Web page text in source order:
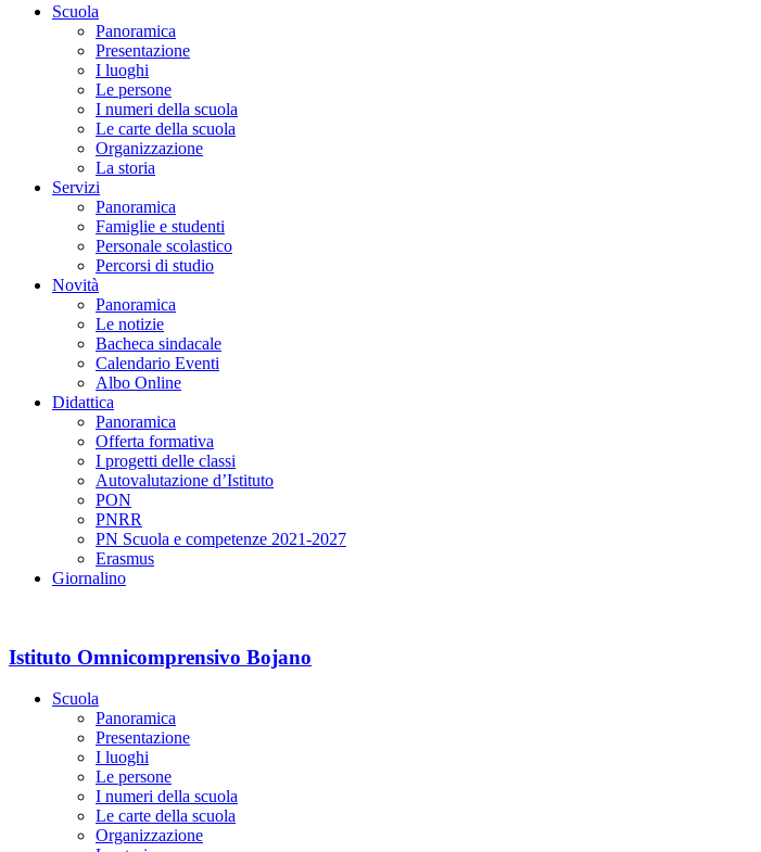
Scuola
Panoramica
Presentazione
I luoghi
Le persone
I numeri della scuola
Le carte della scuola
Organizzazione
La storia
Servizi
Panoramica
Famiglie e studenti
Personale scolastico
Percorsi di studio
Novità
Panoramica
Le notizie
Bacheca sindacale
Calendario Eventi
Albo Online
Didattica
Panoramica
Offerta formativa
I progetti delle classi
Autovalutazione d’Istituto
PON
PNRR
PN Scuola e competenze 2021-2027
Erasmus
Giornalino
Istituto Omnicomprensivo Bojano
Scuola
Panoramica
Presentazione
I luoghi
Le persone
I numeri della scuola
Le carte della scuola
Organizzazione